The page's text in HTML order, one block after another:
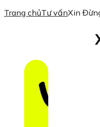
Trang chủTư vấnXin